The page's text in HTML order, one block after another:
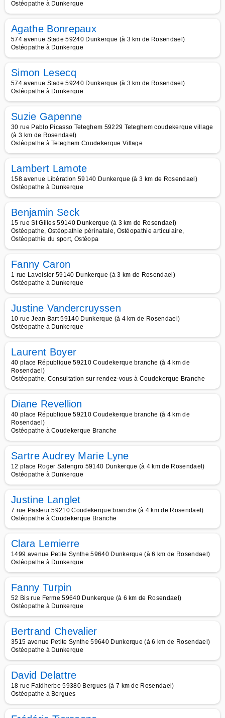
Ostéopathe à Dunkerque
Agathe Bonrepaux
574 avenue Stade 59240 Dunkerque (à 3 km de Rosendael)
Ostéopathe à Dunkerque
Simon Lesecq
574 avenue Stade 59240 Dunkerque (à 3 km de Rosendael)
Ostéopathe à Dunkerque
Suzie Gapenne
30 rue Pablo Picasso Teteghem 59229 Teteghem coudekerque village
(à 3 km de Rosendael)
Ostéopathe à Teteghem Coudekerque Village
Lambert Lamote
158 avenue Libération 59140 Dunkerque (à 3 km de Rosendael)
Ostéopathe à Dunkerque
Benjamin Seck
15 rue St Gilles 59140 Dunkerque (à 3 km de Rosendael)
Ostéopathe, Ostéopathie périnatale, Ostéopathie articulaire,
Ostéopathie du sport, Ostéopa
Fanny Caron
1 rue Lavoisier 59140 Dunkerque (à 3 km de Rosendael)
Ostéopathe à Dunkerque
Justine Vandercruyssen
10 rue Jean Bart 59140 Dunkerque (à 4 km de Rosendael)
Ostéopathe à Dunkerque
Laurent Boyer
40 place République 59210 Coudekerque branche (à 4 km de
Rosendael)
Ostéopathe, Consultation sur rendez-vous à Coudekerque Branche
Diane Revellion
40 place République 59210 Coudekerque branche (à 4 km de
Rosendael)
Ostéopathe à Coudekerque Branche
Sartre Audrey Marie Lyne
12 place Roger Salengro 59140 Dunkerque (à 4 km de Rosendael)
Ostéopathe à Dunkerque
Justine Langlet
7 rue Pasteur 59210 Coudekerque branche (à 4 km de Rosendael)
Ostéopathe à Coudekerque Branche
Clara Lemierre
1499 avenue Petite Synthe 59640 Dunkerque (à 6 km de Rosendael)
Ostéopathe à Dunkerque
Fanny Turpin
52 Bis rue Ferme 59640 Dunkerque (à 6 km de Rosendael)
Ostéopathe à Dunkerque
Bertrand Chevalier
3515 avenue Petite Synthe 59640 Dunkerque (à 6 km de Rosendael)
Ostéopathe à Dunkerque
David Delattre
18 rue Faidherbe 59380 Bergues (à 7 km de Rosendael)
Ostéopathe à Bergues